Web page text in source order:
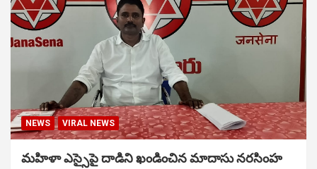
NEWS VIRAL NEWS
మహిళా ఎస్సైపై దాడిని ఖండించిన మాదాసు నరసింహ